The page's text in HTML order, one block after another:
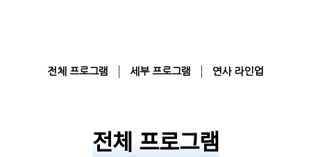
전체 프로그램 세부 프로그램 연사 라인업
전체 프로그램